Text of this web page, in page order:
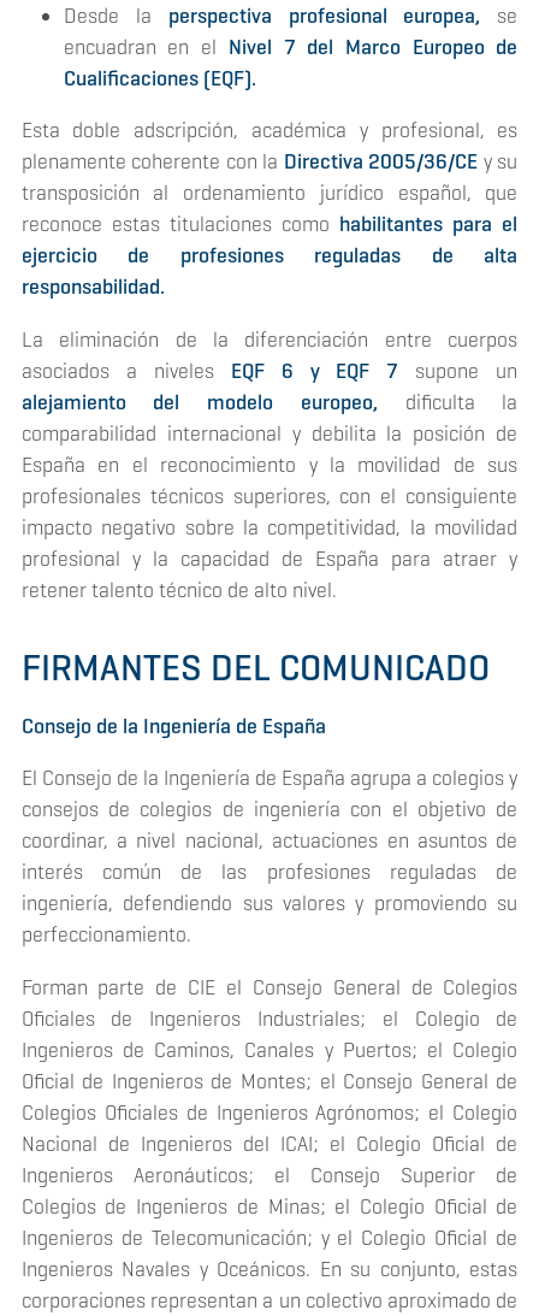
Desde la perspectiva profesional europea, se
encuadran en el Nivel 7 del Marco Europeo de
Cualificaciones (EQF).
Esta doble adscripción, académica y profesional, es
plenamente coherente con la Directiva 2005/36/CE y su
transposición al ordenamiento jurídico español, que
reconoce estas titulaciones como habilitantes para el
ejercicio de profesiones reguladas de alta
responsabilidad.
La eliminación de la diferenciación entre cuerpos
asociados a nivelesEQF 6 y EQF 7 supone un
alejamiento del modelo europeo, dificulta la
comparabilidad internacional y debilita la posición de
España en el reconocimiento y la movilidad de sus
profesionales técnicos superiores, con el consiguiente
impacto negativo sobre la competitividad, la movilidad
profesional y la capacidad de España para atraer y
retener talento técnico de alto nivel.
FIRMANTES DEL COMUNICADO
Consejo de la Ingeniería de España
El Consejo de la Ingeniería de España agrupa a colegios y
consejos de colegios de ingeniería con el objetivo de
coordinar, a nivel nacional, actuaciones en asuntos de
interés común de las profesiones reguladas de
ingeniería, defendiendo sus valores y promoviendo su
perfeccionamiento.
Forman parte de CIE el Consejo General de Colegios
Oficiales de Ingenieros Industriales; el Colegio de
Ingenieros de Caminos, Canales y Puertos; el Colegio
Oficial de Ingenieros de Montes; el Consejo General de
Colegios Oficiales de Ingenieros Agrónomos; el Colegio
Nacional de Ingenieros del ICAI; el Colegio Oficial de
Ingenieros Aeronáuticos; el Consejo Superior de
Colegios de Ingenieros de Minas; el Colegio Oficial de
Ingenieros de Telecomunicación; y el Colegio Oficial de
Ingenieros Navales y Oceánicos. En su conjunto, estas
corporaciones representan a un colectivo aproximado de